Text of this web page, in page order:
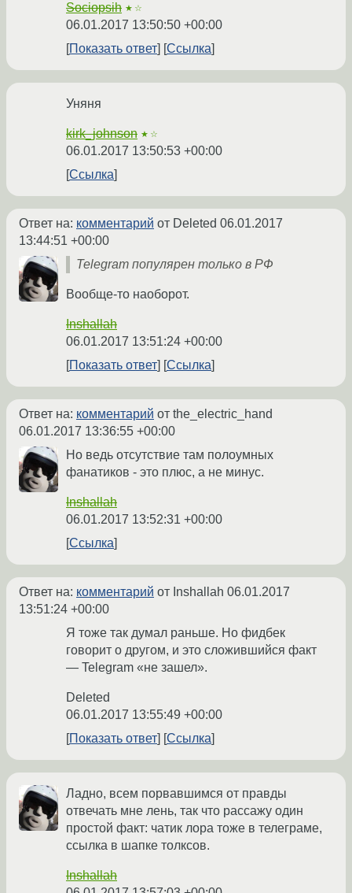
Sociopsih ★☆
06.01.2017 13:50:50 +00:00
Показать ответ
Ссылка
Уняня
kirk_johnson ★☆
06.01.2017 13:50:53 +00:00
Ссылка
Ответ на: комментарий от Deleted 06.01.2017
13:44:51 +00:00
Telegram популярен только в РФ
Вообще-то наоборот.
Inshallah
06.01.2017 13:51:24 +00:00
Показать ответ
Ссылка
Ответ на: комментарий от the_electric_hand
06.01.2017 13:36:55 +00:00
Но ведь отсутствие там полоумных
фанатиков - это плюс, а не минус.
Inshallah
06.01.2017 13:52:31 +00:00
Ссылка
Ответ на: комментарий от Inshallah 06.01.2017
13:51:24 +00:00
Я тоже так думал раньше. Но фидбек
говорит о другом, и это сложившийся факт
— Telegram «не зашел».
Deleted
06.01.2017 13:55:49 +00:00
Показать ответ
Ссылка
Ладно, всем порвавшимся от правды
отвечать мне лень, так что рассажу один
простой факт: чатик лора тоже в телеграме,
ссылка в шапке толксов.
Inshallah